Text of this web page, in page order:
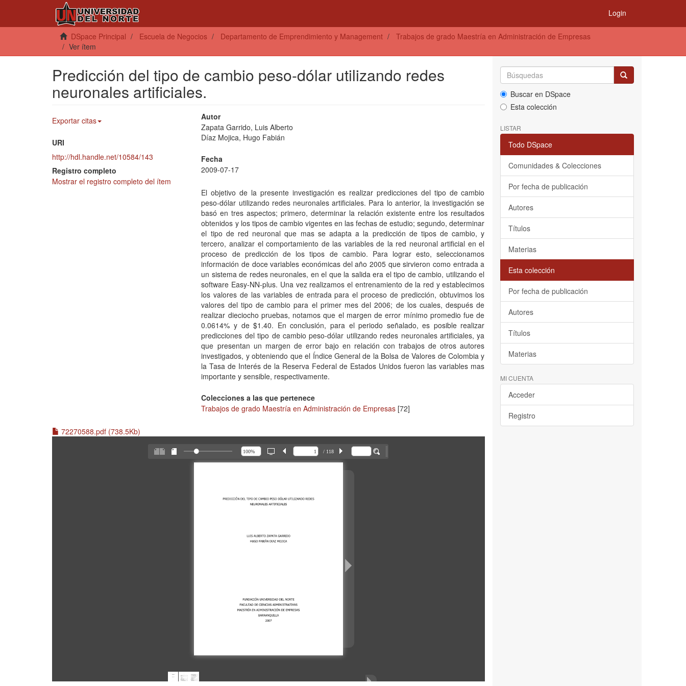
Login
DSpace Principal Escuela de Negocios Departamento de Emprendimiento y Management
Trabajos de grado Maestría en Administración de Empresas
Ver ítem
Predicción del tipo de cambio peso-dólar utilizando redes
neuronales artificiales.
Exportar citas
URI
http://hdl.handle.net/10584/143
Registro completo
Mostrar el registro completo del ítem
Autor
Zapata Garrido, Luis Alberto
Díaz Mojica, Hugo Fabián
Fecha
2009-07-17
El objetivo de la presente investigación es realizar predicciones del tipo de cambio
peso-dólar utilizando redes neuronales artificiales. Para lo anterior, la investigación se
basó en tres aspectos; primero, determinar la relación existente entre los resultados
obtenidos y los tipos de cambio vigentes en las fechas de estudio; segundo, determinar
el tipo de red neuronal que mas se adapta a la predicción de tipos de cambio, y
tercero, analizar el comportamiento de las variables de la red neuronal artificial en el
proceso de predicción de los tipos de cambio. Para lograr esto, seleccionamos
información de doce variables económicas del año 2005 que sirvieron como entrada a
un sistema de redes neuronales, en el que la salida era el tipo de cambio, utilizando el
software Easy-NN-plus. Una vez realizamos el entrenamiento de la red y establecimos
los valores de las variables de entrada para el proceso de predicción, obtuvimos los
valores del tipo de cambio para el primer mes del 2006; de los cuales, después de
realizar dieciocho pruebas, notamos que el margen de error mínimo promedio fue de
0.0614% y de $1.40. En conclusión, para el periodo señalado, es posible realizar
predicciones del tipo de cambio peso-dólar utilizando redes neuronales artificiales, ya
que presentan un margen de error bajo en relación con trabajos de otros autores
investigados, y obteniendo que el Índice General de la Bolsa de Valores de Colombia y
la Tasa de Interés de la Reserva Federal de Estados Unidos fueron las variables mas
importante y sensible, respectivamente.
Colecciones a las que pertenece
Trabajos de grado Maestría en Administración de Empresas [72]
72270588.pdf (738.5Kb)
/ 118
Buscar en DSpace
Esta colección
LISTAR
Todo DSpace
Comunidades & Colecciones
Por fecha de publicación
Autores
Títulos
Materias
Esta colección
Por fecha de publicación
Autores
Títulos
Materias
MI CUENTA
Acceder
Registro